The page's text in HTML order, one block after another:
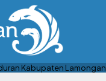
Kabupaten Lamongan